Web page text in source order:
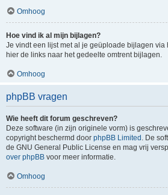
Omhoog
Hoe vind ik al mijn bijlagen?
Je vindt een lijst met al je geüploade bijlagen via
hier de links naar het gedeelte omtrent bijlagen.
Omhoog
phpBB vragen
Wie heeft dit forum geschreven?
Deze software (in zijn originele vorm) is
copyright beschermd door phpBB Limited . De
de GNU General Public License en mag vrij
over phpBB voor meer informatie.
Omhoog